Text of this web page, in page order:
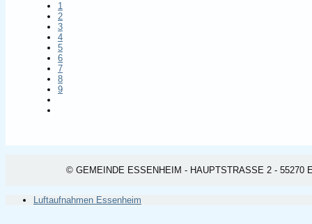
1
2
3
4
5
6
7
8
9
© GEMEINDE ESSENHEIM - HAUPTSTRASSE 2 - 55270
Luftaufnahmen Essenheim